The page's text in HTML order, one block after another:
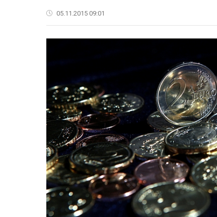
05.11.2015 09:01